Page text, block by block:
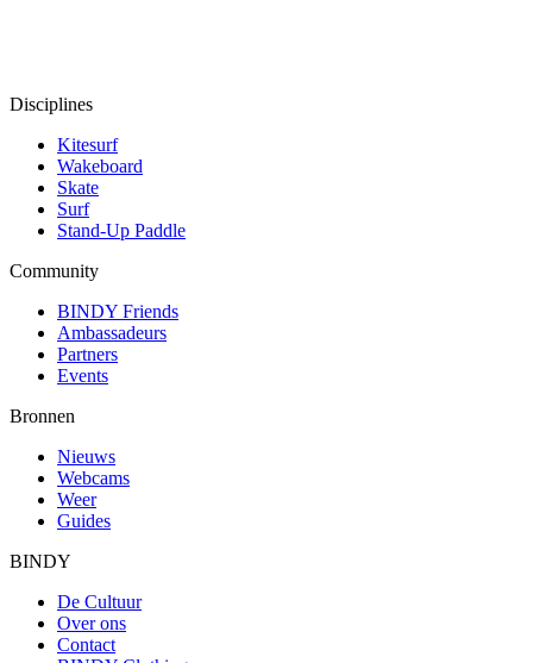
Disciplines
Kitesurf
Wakeboard
Skate
Surf
Stand-Up Paddle
Community
BINDY Friends
Ambassadeurs
Partners
Events
Bronnen
Nieuws
Webcams
Weer
Guides
BINDY
De Cultuur
Over ons
Contact